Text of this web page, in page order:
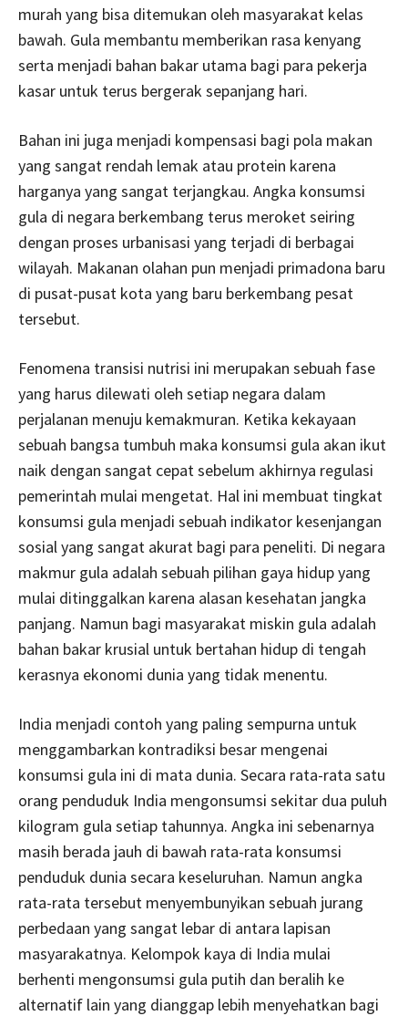
murah yang bisa ditemukan oleh masyarakat kelas
bawah. Gula membantu memberikan rasa kenyang
serta menjadi bahan bakar utama bagi para pekerja
kasar untuk terus bergerak sepanjang hari.
Bahan ini juga menjadi kompensasi bagi pola makan
yang sangat rendah lemak atau protein karena
harganya yang sangat terjangkau. Angka konsumsi
gula di negara berkembang terus meroket seiring
dengan proses urbanisasi yang terjadi di berbagai
wilayah. Makanan olahan pun menjadi primadona baru
di pusat-pusat kota yang baru berkembang pesat
tersebut.
Fenomena transisi nutrisi ini merupakan sebuah fase
yang harus dilewati oleh setiap negara dalam
perjalanan menuju kemakmuran. Ketika kekayaan
sebuah bangsa tumbuh maka konsumsi gula akan ikut
naik dengan sangat cepat sebelum akhirnya regulasi
pemerintah mulai mengetat. Hal ini membuat tingkat
konsumsi gula menjadi sebuah indikator kesenjangan
sosial yang sangat akurat bagi para peneliti. Di negara
makmur gula adalah sebuah pilihan gaya hidup yang
mulai ditinggalkan karena alasan kesehatan jangka
panjang. Namun bagi masyarakat miskin gula adalah
bahan bakar krusial untuk bertahan hidup di tengah
kerasnya ekonomi dunia yang tidak menentu.
India menjadi contoh yang paling sempurna untuk
menggambarkan kontradiksi besar mengenai
konsumsi gula ini di mata dunia. Secara rata-rata satu
orang penduduk India mengonsumsi sekitar dua puluh
kilogram gula setiap tahunnya. Angka ini sebenarnya
masih berada jauh di bawah rata-rata konsumsi
penduduk dunia secara keseluruhan. Namun angka
rata-rata tersebut menyembunyikan sebuah jurang
perbedaan yang sangat lebar di antara lapisan
masyarakatnya. Kelompok kaya di India mulai
berhenti mengonsumsi gula putih dan beralih ke
alternatif lain yang dianggap lebih menyehatkan bagi